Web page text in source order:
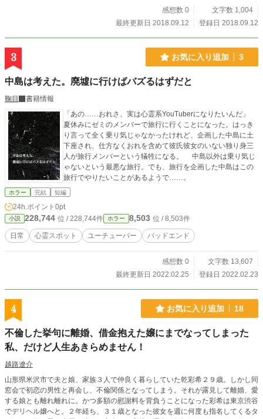
感想数 0
文字数 1,004
最終更新日 2018.09.12
登録日 2018.09.12
3 お気に入り追加 3
中島は考えた。廃墟に行けばバズるはずだと
鞠目
書籍情報
「あの……おれさ、実は心霊系YouTuberになりたいんだ」
夏休みにゼミのメンバーで旅行に行くことになった。はっき
り言って全く乗り気じゃなかったけれど、企画した中島に土
下座され、仕方なくおれを含めて彼氏彼女のいない独り身三
人が旅行メンバーという犠牲になる。 中島以外は乗り気じ
ゃないという最悪な旅行。でも、旅行を企画した中島はこの
旅行でやりたいことがあるようで……。
ホラー 完結 短編
24h.ポイント 0pt
小説 228,744 位 / 228,744件 ホラー 8,503 位 / 8,503件
日常 心霊スポット ユーチューバー バッドエンド
感想数 0
文字数 13,607
最終更新日 2022.02.25
登録日 2022.02.23
4 お気に入り追加 18
不倫した挙句に離婚、借金抱えた嬢にまでなってしまった
私、だけど人生あきらめません！
越路遼介
山形県米沢市で夫と娘、家族３人で仲良く暮らしていた乾彩希２９歳。しかし同
窓会で初恋の男性と再会し、不倫関係となってしまう。それが露見して離婚、愛
する娘とも離れ離れに。かつ多額の慰謝料を背負うことになった彩希は東京渋谷
でデリヘル嬢へと。２年経ち、３１歳となった彼女を週に何度も指名してくるタ